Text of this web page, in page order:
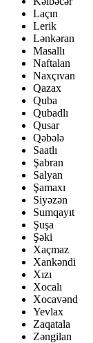
Laçın
Lerik
Lənkəran
Masallı
Naftalan
Naxçıvan
Qazax
Quba
Qubadlı
Qusar
Qəbələ
Saatlı
Şabran
Salyan
Şamaxı
Siyəzən
Sumqayıt
Şuşa
Şəki
Xaçmaz
Xankəndi
Xızı
Xocalı
Xocavənd
Yevlax
Zaqatala
Zəngilan